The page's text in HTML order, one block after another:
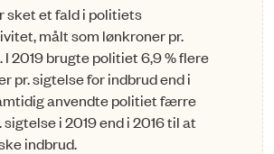
sket et fald i politiets
målt som lønkroner pr.
I 2019 brugte politiet 6,9 % flere
pr. sigtelse for indbrud end i
anvendte politiet færre
i 2019 end i 2016 til at
indbrud.